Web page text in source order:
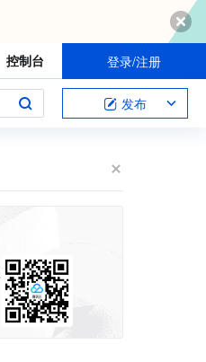
控制台 登录/注册
发布